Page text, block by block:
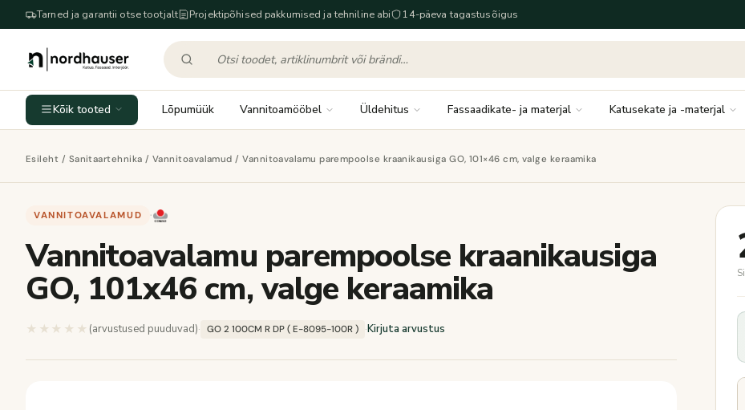
Tarned ja garantii otse tootjalt Projektipõhised pakkumised ja tehniline abi 14-päeva tagastusõigus
Kõik tooted Lõpumüük Vannitoamööbel Üldehitus Fassaadikate- ja materjal Katusekate ja -materjal
Esileht / Sanitaartehnika / Vannitoavalamud / Vannitoavalamu parempoolse kraanikausiga GO, 101×46 cm, valge keraamika
VANNITOAVALAMUD ·
Vannitoavalamu parempoolse kraanikausiga
GO, 101x46 cm, valge keraamika
★★★★★ ★★★★★
(arvustused puuduvad)· GO 2 100CM R DP ( E-8095-100R ) ·Kirjuta arvustus